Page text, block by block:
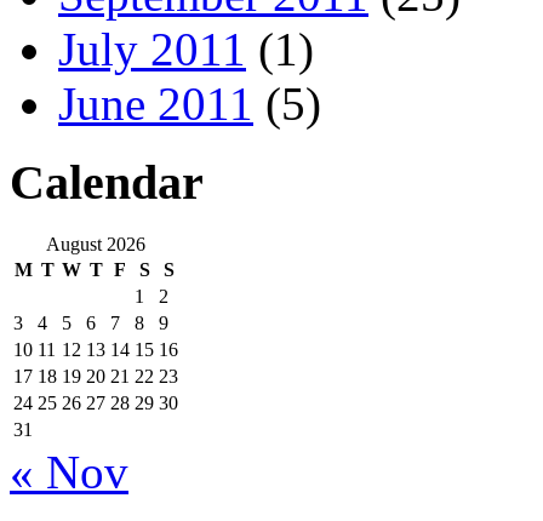
July 2011 (1)
June 2011 (5)
Calendar
August 2026
M T W T F S
S
1
2
3
4 5 6 7 8
9
10 11 12 13 14 15 16
17 18 19 20 21 22 23
24 25 26 27 28 29 30
31
« Nov